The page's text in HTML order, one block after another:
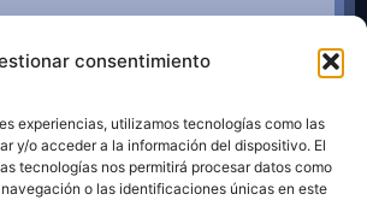
consentimiento
experiencias, utilizamos tecnologías como las
y/o acceder a la información del dispositivo. El
tecnologías nos permitirá procesar datos como
o las identificaciones únicas en este